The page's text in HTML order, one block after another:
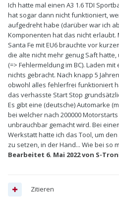
Ich hatte mal einen A3 1.6 TDI
hat sogar dann nicht funktioniert,
aufgedreht habe (darüber war ich
Komponenten hat das nicht erlaubt.
Santa Fe mit EU6 brauchte vor
die alte nicht mehr genug Saft
(=> Fehlermeldung im BC). Laden
nichts gebracht. Nach knapp 5
obwohl alles fehlerfrei funktioniert
das verhasste Start Stop
Es gibt eine (deutsche) Automarke
bei welcher nach 200000
unbrauchbar gemacht wird. Bei
Werkstatt hatte ich das Tool, um
zu setzen, in der Hand... Wie bei so
Bearbeitet 6. Mai 2022von S-
Zitieren